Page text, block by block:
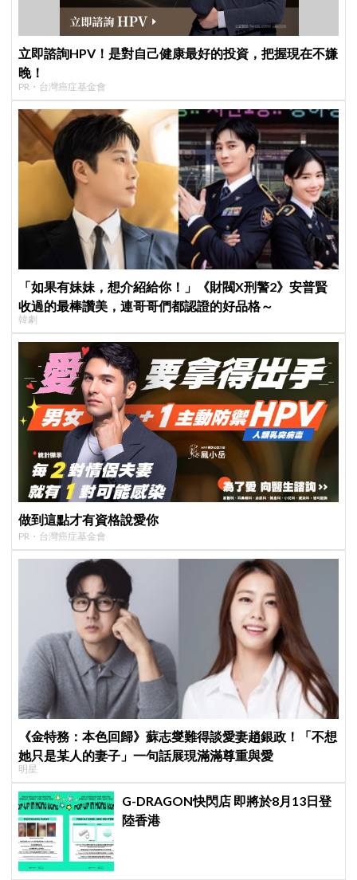
立即諮詢HPV！是對自己健康最好的投資，把握現在不嫌
晚！
PR・台灣癌症基金會
「如果有妹妹，想介紹給你！」《財閥X刑警2》安普賢
收過的最棒讚美，連哥哥們都認證的好品格～
韓劇
做到這點才有資格說愛你
PR・台灣癌症基金會
《金特務：本色回歸》蘇志燮難得談愛妻趙銀政！「不想
她只是某人的妻子」一句話展現滿滿尊重與愛
明星
G-DRAGON快閃店 即將於8月13日登
陸香港